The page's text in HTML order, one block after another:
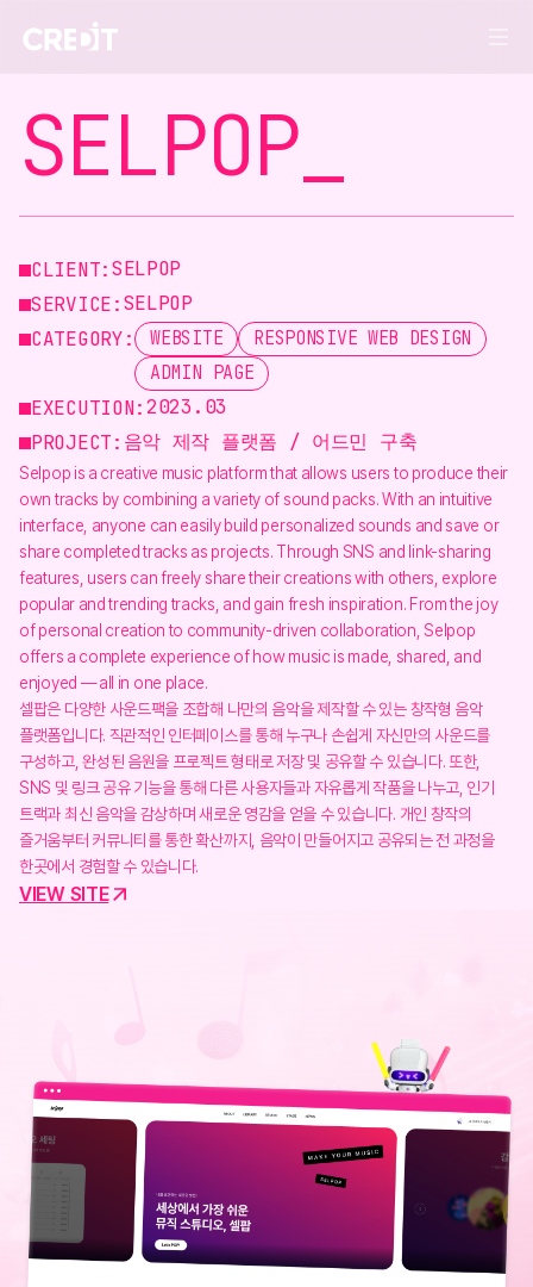
SELPOP_
CLIENT:SELPOP
SERVICE:SELPOP
CATEGORY:
WEBSITE
RESPONSIVE WEB DESIGN
ADMIN PAGE
EXECUTION:2023.03
PROJECT: 음악 제작 플랫폼 / 어드민 구축
Selpop is a creative music platform that allows users to produce their
own tracks by combining a variety of sound packs. With an intuitive
interface, anyone can easily build personalized sounds and save or
share completed tracks as projects. Through SNS and link-sharing
features, users can freely share their creations with others, explore
popular and trending tracks, and gain fresh inspiration. From the joy
of personal creation to community-driven collaboration, Selpop
offers a complete experience of how music is made, shared, and
enjoyed — all in one place.
셀팝은 다양한 사운드팩을 조합해 나만의 음악을 제작할 수 있는 창작형 음악
플랫폼입니다. 직관적인 인터페이스를 통해 누구나 손쉽게 자신만의 사운드를
구성하고, 완성된 음원을 프로젝트 형태로 저장 및 공유할 수 있습니다. 또한,
SNS 및 링크 공유 기능을 통해 다른 사용자들과 자유롭게 작품을 나누고, 인기
트랙과 최신 음악을 감상하며 새로운 영감을 얻을 수 있습니다. 개인 창작의
즐거움부터 커뮤니티를 통한 확산까지, 음악이 만들어지고 공유되는 전 과정을
한곳에서 경험할 수 있습니다.
VIEW SITE